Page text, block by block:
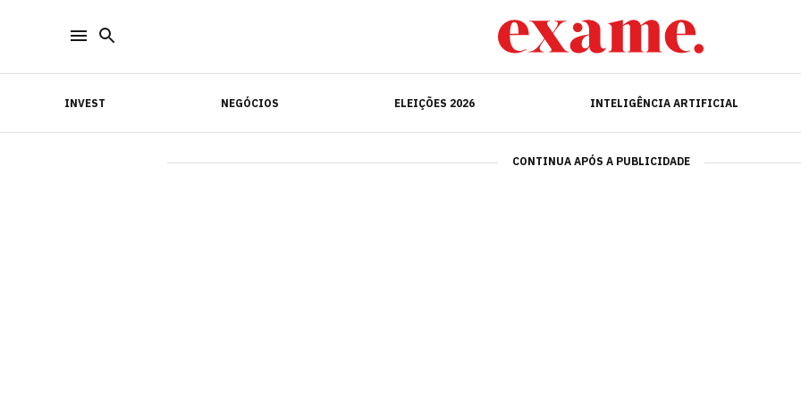
INVEST NEGÓCIOS ELEIÇÕES 2026 INTELIGÊNCIA ARTIFICIAL
INVEST INTELIGÊNCIA ARTIFICIAL
CONTINUA APÓS A PUBLICIDADE